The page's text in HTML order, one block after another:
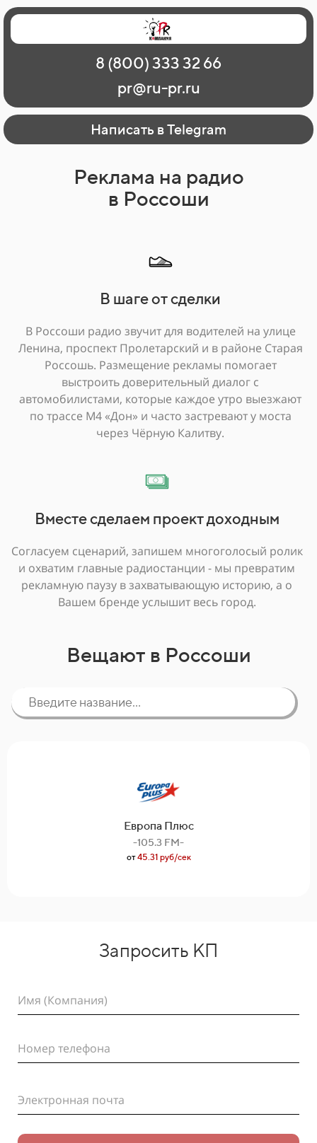
Главная
Наши работы
О рекламе
Регионы
Контакты
8 (800) 333 32 66
pr@ru-pr.ru
Написать в Telegram
Реклама на радио
в Россоши
В шаге от сделки
В Россоши радио звучит для водителей на улице
Ленина, проспект Пролетарский и в районе Старая
Россошь. Размещение рекламы помогает
выстроить доверительный диалог с
автомобилистами, которые каждое утро выезжают
по трассе М4 «Дон» и часто застревают у моста
через Чёрную Калитву.
Вместе сделаем проект доходным
Согласуем сценарий, запишем многоголосый ролик
и охватим главные радиостанции - мы превратим
рекламную паузу в захватывающую историю, а о
Вашем бренде услышит весь город.
Вещают в Россоши
Европа Плюс
-105.3 FM-
от45.31 руб/сек
Запросить КП
Имя (Компания)
Номер телефона
Электронная почта